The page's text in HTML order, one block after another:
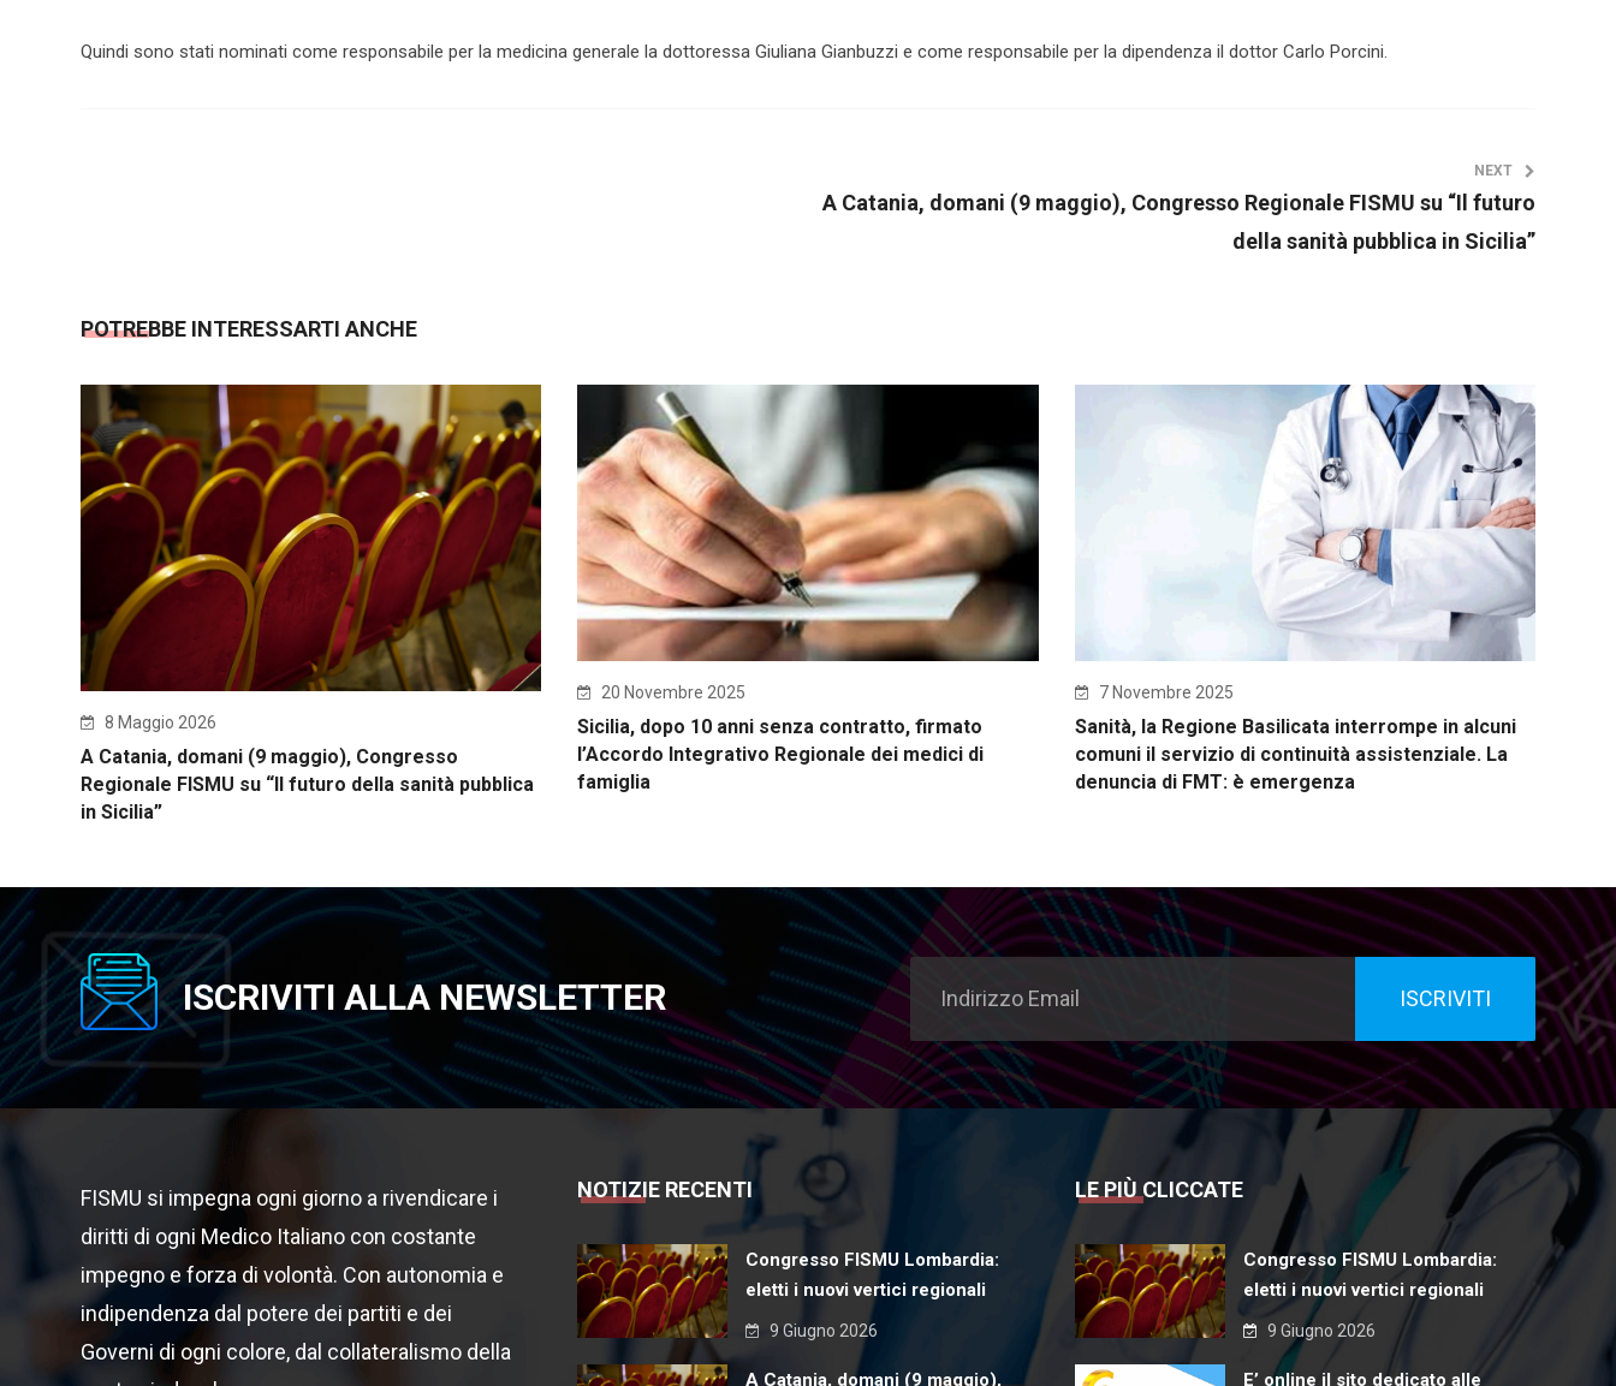
Quindi sono stati nominati come responsabile per la medicina generale la dottoressa Giuliana Gianbuzzi e come responsabile per la dipendenza il dottor Carlo Porcini.
NEXT
A Catania, domani (9 maggio), Congresso Regionale FISMU su “Il futuro
della sanità pubblica in Sicilia”
POTREBBE INTERESSARTI ANCHE
8 Maggio 2026
A Catania, domani (9 maggio), Congresso
Regionale FISMU su “Il futuro della sanità pubblica
in Sicilia”
20 Novembre 2025
Sicilia, dopo 10 anni senza contratto, firmato
l’Accordo Integrativo Regionale dei medici di
famiglia
7 Novembre 2025
Sanità, la Regione Basilicata interrompe in alcuni
comuni il servizio di continuità assistenziale. La
denuncia di FMT: è emergenza
ISCRIVITI ALLA NEWSLETTER
FISMU si impegna ogni giorno a rivendicare i
diritti di ogni Medico Italiano con costante
impegno e forza di volontà. Con autonomia e
indipendenza dal potere dei partiti e dei
Governi di ogni colore, dal collateralismo della
NOTIZIE RECENTI
Congresso FISMU Lombardia:
eletti i nuovi vertici regionali
9 Giugno 2026
A Catania, domani (9 maggio),
LE PIÙ CLICCATE
Congresso FISMU Lombardia:
eletti i nuovi vertici regionali
9 Giugno 2026
E’ online il sito dedicato alle